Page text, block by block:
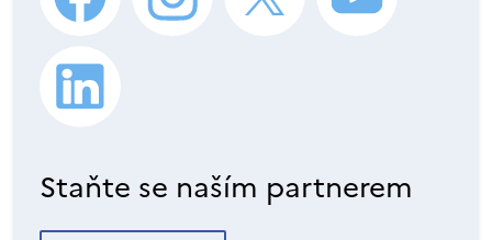
Staňte se naším partnerem